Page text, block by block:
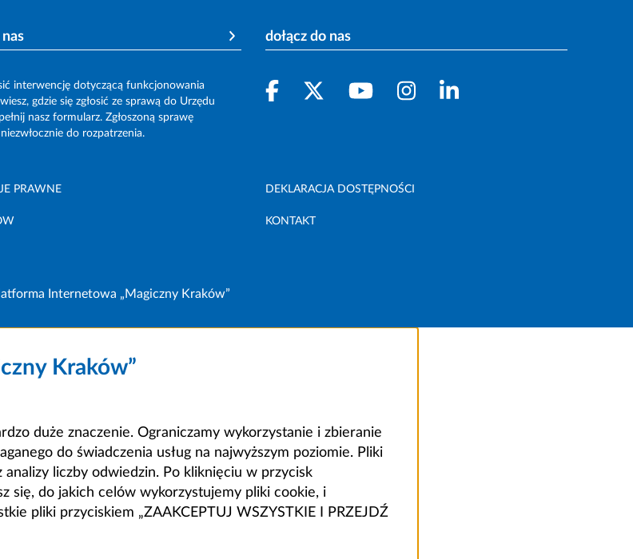
interwencję dotyczącą funkcjonowania
gdzie się zgłosić ze sprawą do Urzędu
nasz formularz. Zgłoszoną sprawę
do rozpatrzenia.
dołącz do nas
PRAWNE DEKLARACJA DOSTĘPNOŚCI
KONTAKT
Internetowa „Magiczny Kraków”
Kraków”
duże znaczenie. Ograniczamy wykorzystanie i zbieranie
do świadczenia usług na najwyższym poziomie. Pliki
liczby odwiedzin. Po kliknięciu w przycisk
się, do jakich celów wykorzystujemy pliki cookie, i
pliki przyciskiem „ZAAKCEPTUJ WSZYSTKIE I PRZEJDŹ